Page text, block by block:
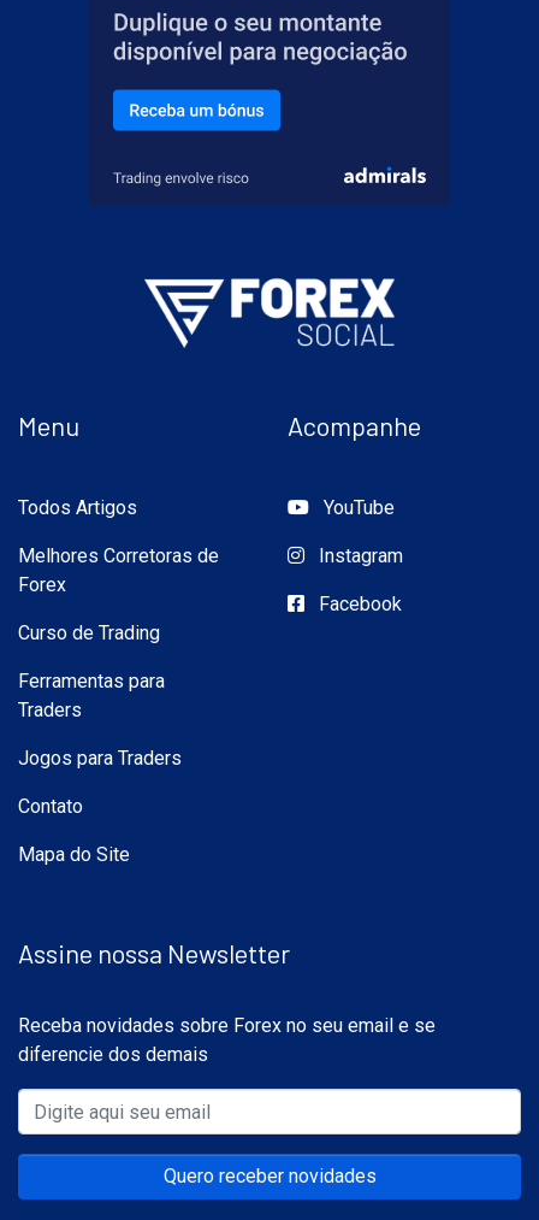
Menu
Todos Artigos
Melhores Corretoras de
Forex
Curso de Trading
Ferramentas para
Traders
Jogos para Traders
Contato
Mapa do Site
Acompanhe
YouTube
Instagram
Facebook
Assine nossa Newsletter
Receba novidades sobre Forex no seu email e se
diferencie dos demais
Quero receber novidades